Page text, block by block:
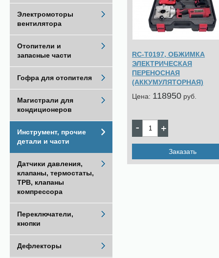
RC-Т0197, ОБЖИМКА
ЭЛЕКТРИЧЕСКАЯ
ПЕРЕНОСНАЯ
(АККУМУЛЯТОРНАЯ)
Цена: 118950 pуб.
Заказать
Электромоторы
вентилятора
Отопители и
запасные части
Гофра для отопителя
Магистрали для
кондиционеров
Инструмент, прочие
детали и части
Датчики давления,
клапаны, термостаты,
ТРВ, клапаны
компрессора
Переключатели,
кнопки
Дефлекторы